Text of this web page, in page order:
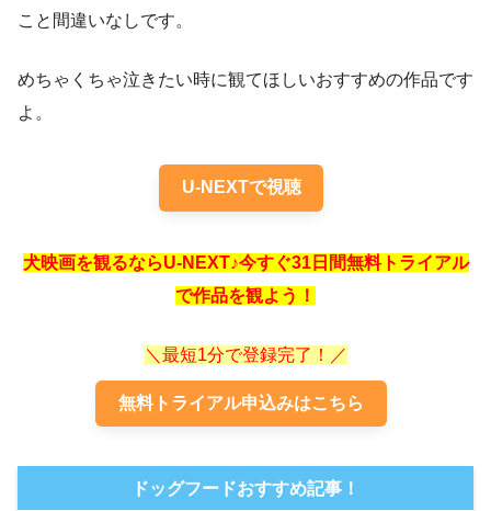
こと間違いなしです。
めちゃくちゃ泣きたい時に観てほしいおすすめの作品です
よ。
U-NEXTで視聴
犬映画を観るならU-NEXT♪今すぐ31日間無料トライアル
で作品を観よう！
＼最短1分で登録完了！／
無料トライアル申込みはこちら
ドッグフードおすすめ記事！